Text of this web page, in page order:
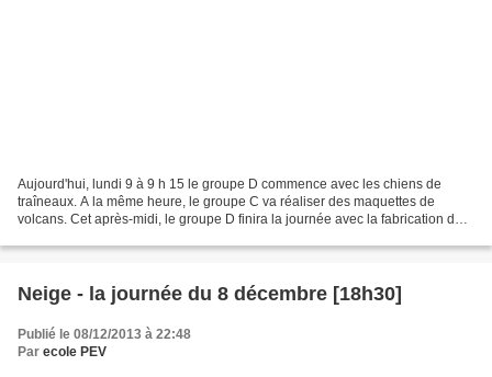
Aujourd'hui, lundi 9 à 9 h 15 le groupe D commence avec les chiens de
traîneaux. A la même heure, le groupe C va réaliser des maquettes de
volcans. Cet après-midi, le groupe D finira la journée avec la fabrication de
Neige - la journée du 8 décembre [18h30]
Publié le 08/12/2013 à 22:48
Par ecole PEV